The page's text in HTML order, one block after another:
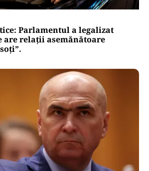
Parlamentul a legalizat
are relații asemănătoare